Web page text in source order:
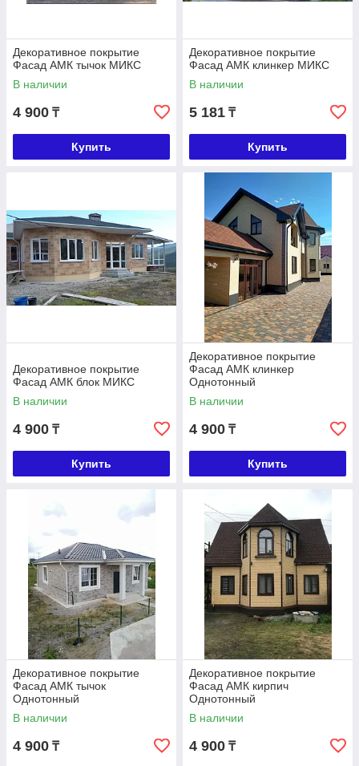
Декоративное покрытие
Фасад АМК тычок МИКС
В наличии
4 900 ₸
Купить
Декоративное покрытие
Фасад АМК клинкер МИКС
В наличии
5 181 ₸
Купить
Декоративное покрытие
Фасад АМК блок МИКС
В наличии
4 900 ₸
Купить
Декоративное покрытие
Фасад АМК клинкер
Однотонный
В наличии
4 900 ₸
Купить
Декоративное покрытие
Фасад АМК тычок
Однотонный
В наличии
4 900 ₸
Декоративное покрытие
Фасад АМК кирпич
Однотонный
В наличии
4 900 ₸